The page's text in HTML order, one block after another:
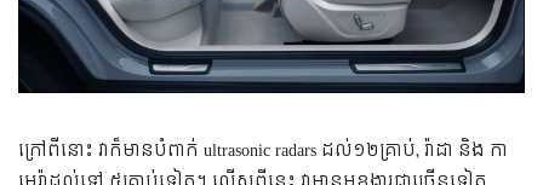
ក្រៅពីនោះ វាក៏មានបំពាក់ ultrasonic radars ដល់១២គ្រាប់, រ៉ាដា និង កា